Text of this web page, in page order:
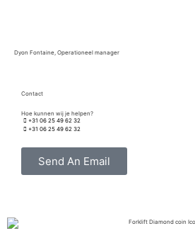
Dyon Fontaine, Operationeel manager
Contact
Hoe kunnen wij je helpen?
+31 06 25 49 62 32
+31 06 25 49 62 32
Send An Email